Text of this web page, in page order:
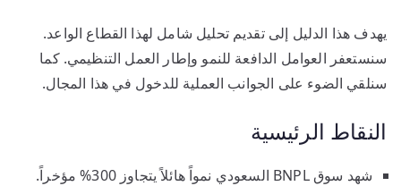
يهدف هذا الدليل إلى تقديم تحليل شامل لهذا القطاع الواعد.
سنستعفر العوامل الدافعة للنمو وإطار العمل التنظيمي. كما
سنلقي الضوء على الجوانب العملية للدخول في هذا المجال.
النقاط الرئيسية
شهد سوق BNPL السعودي نمواً هائلاً يتجاوز 300% مؤخراً.